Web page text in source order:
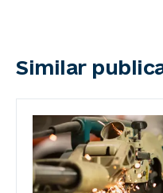
Similar